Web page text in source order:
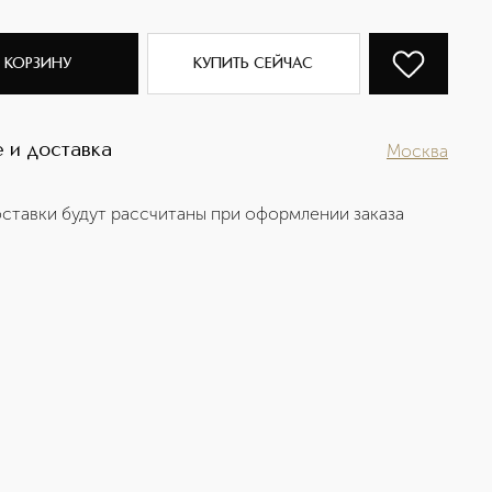
КОРЗИНУ КУПИТЬ СЕЙЧАС
и доставка Москва
будут рассчитаны при оформлении заказа